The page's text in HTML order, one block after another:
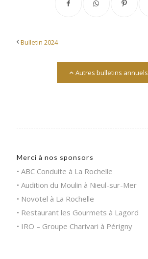
Bulletin 2024
Autres bulletins annuels
Merci à nos sponsors
ABC Conduite à La Rochelle
Audition du Moulin à Nieul-sur-Mer
Novotel à La Rochelle
Restaurant les Gourmets à Lagord
IRO – Groupe Charivari à Périgny